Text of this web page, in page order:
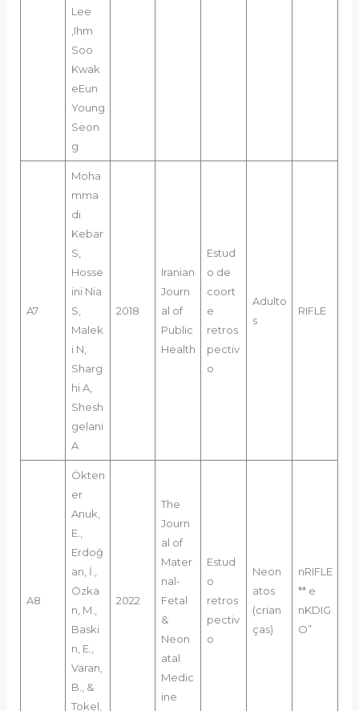
Lee
,Ihm
Soo
Kwak
eEun
Young
Seon
g
A7
Moha
mma
di
Kebar
S,
Hosse
ini Nia
S,
Malek
i N,
Sharg
hi A,
Shesh
gelani
A
2018
Iranian
Journ
al of
Public
Health
Estud
o de
coort
e
retros
pectiv
o
Adulto
s
RIFLE
A8
Ökten
er
Anuk,
E.,
Erdoğ
an, İ.,
Özka
n, M.,
Baski
n, E.,
Varan,
B., &
Tokel,
2022
The
Journ
al of
Mater
nal-
Fetal
&
Neon
atal
Medic
ine
Estud
o
retros
pectiv
o
Neon
atos
(crian
ças)
nRIFLE
** e
nKDIG
O”